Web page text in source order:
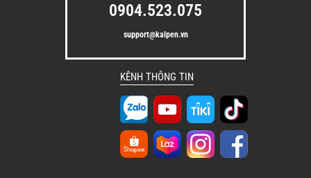
0904.523.075
support@kalpen.vn
KÊNH THÔNG TIN